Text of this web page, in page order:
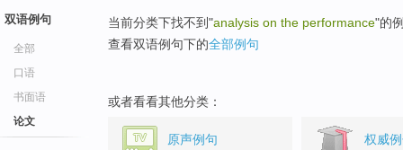
双语例句
全部
口语
书面语
论文
当前分类下找不到"analysis on the performance"的
查看双语例句下的全部例句
或者看看其他分类：
原声例句 权威